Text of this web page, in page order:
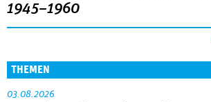
1945–1960
THEMEN
03.08.2026